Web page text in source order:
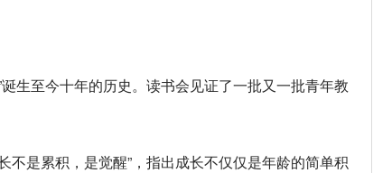
生至今十年的历史。读书会见证了一批又一批青年教
是累积，是觉醒”，指出成长不仅仅是年龄的简单积